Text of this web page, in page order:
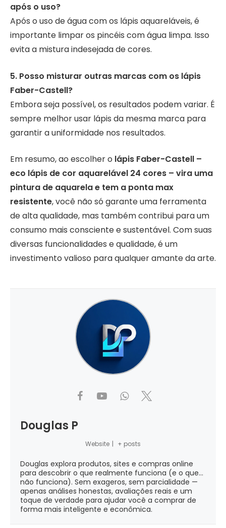
após o uso?
Após o uso de água com os lápis aquareláveis, é
importante limpar os pincéis com água limpa. Isso
evita a mistura indesejada de cores.
5. Posso misturar outras marcas com os lápis
Faber-Castell?
Embora seja possível, os resultados podem variar. É
sempre melhor usar lápis da mesma marca para
garantir a uniformidade nos resultados.
Em resumo, ao escolher o lápis Faber-Castell –
eco lápis de cor aquarelável 24 cores – vira uma
pintura de aquarela e tem a ponta max
resistente, você não só garante uma ferramenta
de alta qualidade, mas também contribui para um
consumo mais consciente e sustentável. Com suas
diversas funcionalidades e qualidade, é um
investimento valioso para qualquer amante da arte.
Douglas P
Website | + posts
Douglas explora produtos, sites e compras online
para descobrir o que realmente funciona (e o que...
não funciona). Sem exageros, sem parcialidade —
apenas análises honestas, avaliações reais e um
toque de verdade para ajudar você a comprar de
forma mais inteligente e econômica.